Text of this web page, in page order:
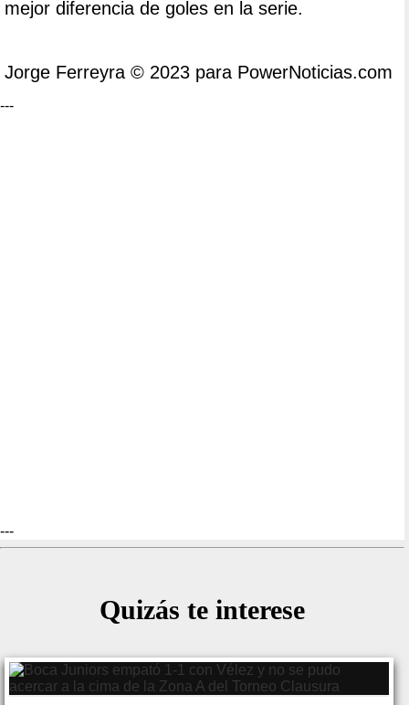
mejor diferencia de goles en la serie.
Jorge Ferreyra © 2023 para PowerNoticias.com
---
---
Quizás te interese